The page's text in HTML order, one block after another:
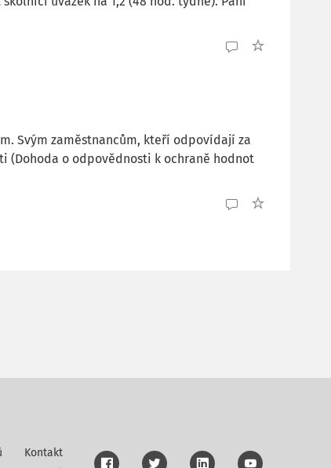
Svým zaměstnancům, kteří odpovídají za
(Dohoda o odpovědnosti k ochraně hodnot
Kontakt